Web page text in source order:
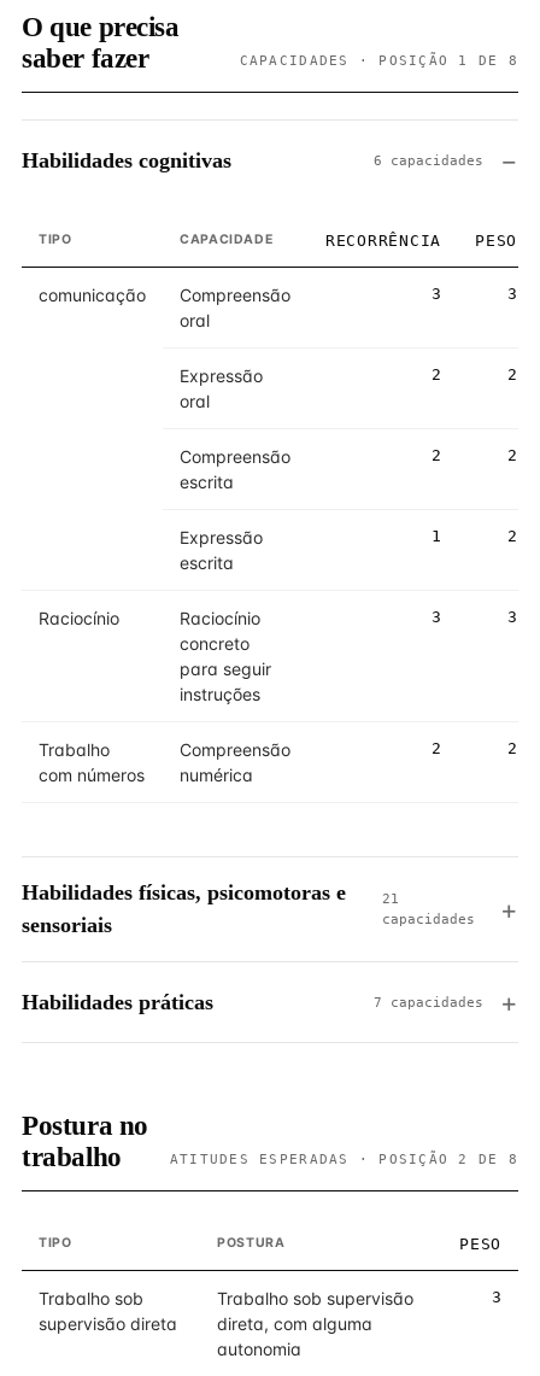
O que precisa
saber fazer
CAPACIDADES · POSIÇÃO 1 DE 8
Habilidades cognitivas 6 capacidades
TIPO CAPACIDADE RECORRÊNCIA PESO
comunicação
Compreensão
oral
3 3
Expressão
oral
2 2
Compreensão
escrita
2 2
Expressão
escrita
1 2
Raciocínio
Raciocínio
concreto
para seguir
instruções
3 3
Trabalho
com números
Compreensão
numérica
2 2
Habilidades físicas, psicomotoras e
sensoriais
21
capacidades
Habilidades práticas 7 capacidades
Postura no
trabalho
ATITUDES ESPERADAS · POSIÇÃO 2 DE 8
TIPO POSTURA PESO
Trabalho sob
supervisão direta
Trabalho sob supervisão
direta, com alguma
autonomia
3